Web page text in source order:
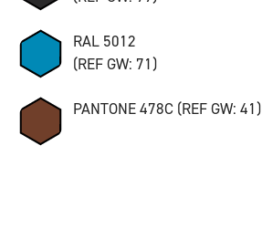
RAL 5012
(REF GW: 71)
PANTONE 478C (REF GW: 41)